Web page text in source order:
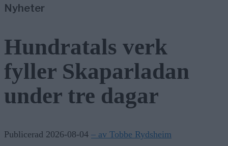
Nyheter
Hundratals verk
fyller Skaparladan
under tre dagar
Publicerad 2026-08-04 – av Tobbe Rydsheim